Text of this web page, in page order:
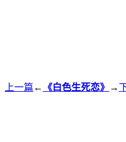
上一篇 ← 《白色生死恋》 →